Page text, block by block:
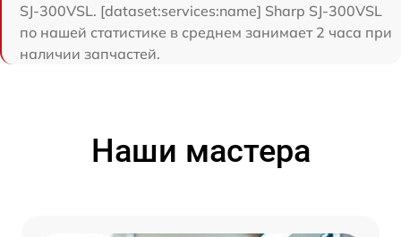
SJ-300VSL. [dataset:services:name] Sharp SJ-300VSL
по нашей статистике в среднем занимает 2 часа при
наличии запчастей.
Наши мастера